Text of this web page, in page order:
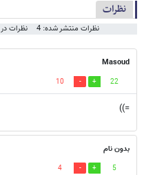
نظرات
نظرات منتشر شده: 4 نظرات
Masoud
22
10
=))
بدون نام
5
4